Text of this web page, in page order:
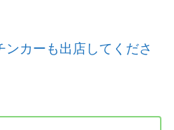
カーも出店してくださ